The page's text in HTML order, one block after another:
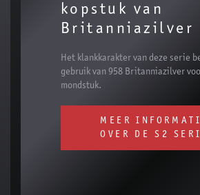
kopstuk van
Britanniazilver
Het klankkarakter van deze serie
gebruik van 958 Britanniazilver
mondstuk.
MEER
OVER DE S2